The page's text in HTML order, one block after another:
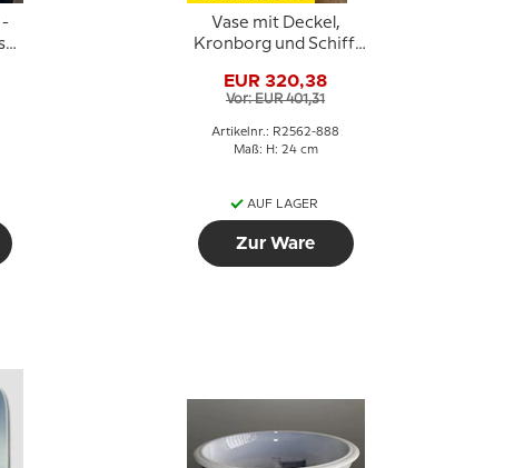
Vase mit Deckel,
Kronborg und Schiff,
2562-888
EUR 320,38
Vor: EUR 401,31
Artikelnr.: R2562-888
Maß: H: 24 cm
AUF LAGER
Zur Ware